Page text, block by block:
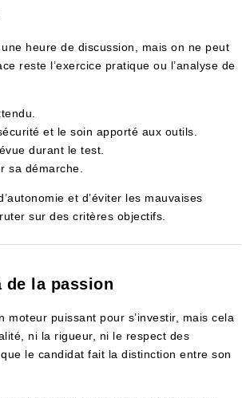
heure de discussion, mais on ne peut
reste l’exercice pratique ou l’analyse de
et le soin apporté aux outils.
durant le test.
sa démarche.
et d’éviter les mauvaises
sur des critères objectifs.
de la passion
moteur puissant pour s’investir, mais cela
ni la rigueur, ni le respect des
le candidat fait la distinction entre son